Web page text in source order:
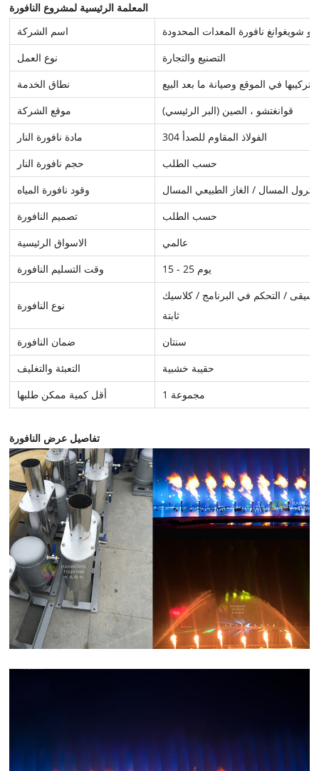
المعلمة الرئيسية لمشروع النافورة
اسم الشركة
شويغوانغ نافورة المعدات المحدودة
نوع العمل
التصنيع والتجارة
نطاق الخدمة
في الموقع وصيانة ما بعد البيع
موقع الشركة
قوانغتشو ، الصين (البر الرئيسي)
مادة نافورة النار
الفولاذ المقاوم للصدأ 304
حجم نافورة النار
حسب الطلب
وقود نافورة المياه
المسال / الغاز الطبيعي المسال
تصميم النافورة
حسب الطلب
الاسواق الرئيسية
عالمي
وقت التسليم النافورة
15 - 25 يوم
نوع النافورة
/ التحكم في البرنامج / كلاسيك
ثابتة
ضمان النافورة
سنتان
التعبئة والتغليف
حقيبة خشبية
أقل كمية ممكن طلبها
1 مجموعة
تفاصيل عرض النافورة